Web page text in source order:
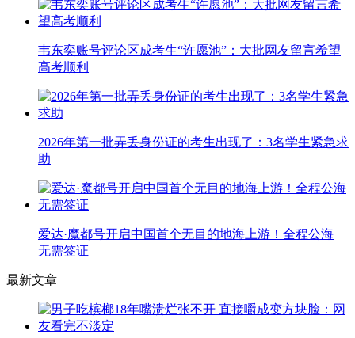
韦东奕账号评论区成考生“许愿池”：大批网友留言希望
高考顺利
2026年第一批弄丢身份证的考生出现了：3名学生紧急求
助
爱达·魔都号开启中国首个无目的地海上游！全程公海
无需签证
最新文章